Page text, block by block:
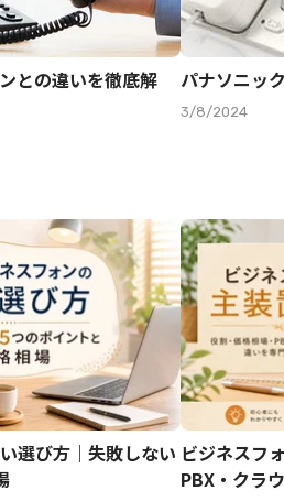
との違いを徹底解
パナソニッ
3/8/2024
選び方｜失敗しない ビジネスフ
PBX・クラ